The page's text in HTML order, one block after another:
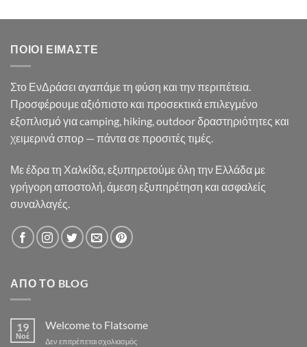
35.90€.είναι:
ΠΟΙΟΙ ΕΊΜΑΣΤΕ
Στο ΕνΔράσει αγαπάμε τη φύση και την περιπέτεια.
Προσφέρουμε αξιόπιστο και προσεκτικά επιλεγμένο
εξοπλισμό για camping, hiking, outdoor δραστηριότητες και
χειμερινά σπορ — πάντα σε προσιτές τιμές.
Με έδρα τη Χαλκίδα, εξυπηρετούμε όλη την Ελλάδα με
γρήγορη αποστολή, άμεση εξυπηρέτηση και ασφαλείς
συναλλαγές.
ΑΠΌ ΤΟ BLOG
19
Νοέ
Welcome to Flatsome
Δεν επιτρέπεται σχολιασμόςστο